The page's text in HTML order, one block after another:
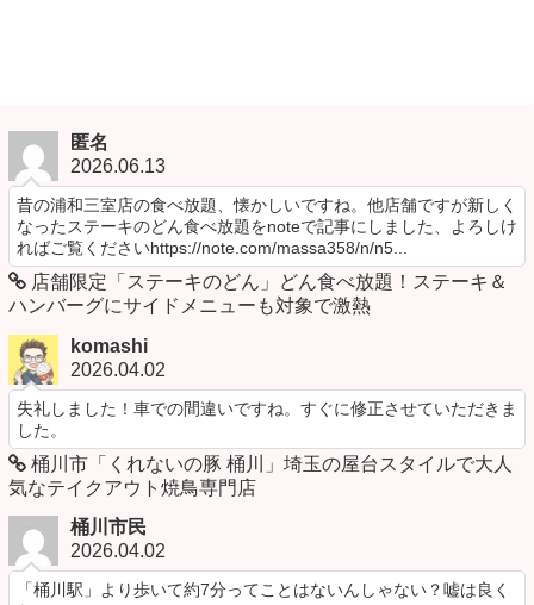
匿名
2026.06.13
昔の浦和三室店の食べ放題、懐かしいですね。他店舗ですが新しく
なったステーキのどん食べ放題をnoteで記事にしました、よろしけ
ればご覧くださいhttps://note.com/massa358/n/n5...
店舗限定「ステーキのどん」どん食べ放題！ステーキ＆
ハンバーグにサイドメニューも対象で激熱
komashi
2026.04.02
失礼しました！車での間違いですね。すぐに修正させていただきま
した。
桶川市「くれないの豚 桶川」埼玉の屋台スタイルで大人
気なテイクアウト焼鳥専門店
桶川市民
2026.04.02
「桶川駅」より歩いて約7分ってことはないんしゃない？嘘は良く